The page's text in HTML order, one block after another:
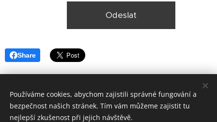
Odeslat
Share
Používáme cookies, abychom zajistili správné fungování a
bezpečnost našich stránek. Tím vám můžeme zajistit tu
nejlepší zkušenost při jejich návštěvě.